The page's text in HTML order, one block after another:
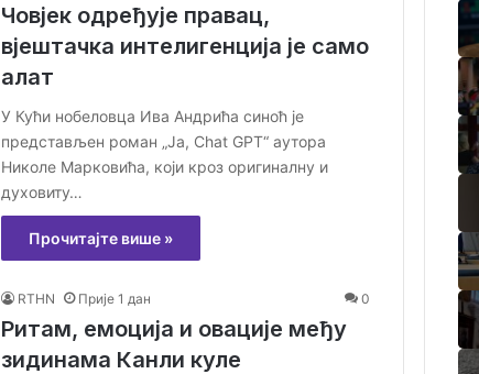
Човјек одређује правац,
вјештачка интелигенција је само
алат
У Кући нобеловца Ива Андрића синоћ је
представљен роман „Ja, Chat GPT“ аутора
Николе Марковића, који кроз оригиналну и
духовиту…
Прочитајте више »
RTHN Прије 1 дан 0
Ритам, емоција и овације међу
зидинама Канли куле